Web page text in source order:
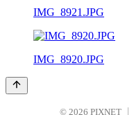
IMG_8921.JPG
IMG_8920.JPG
© 2026 PIXNET